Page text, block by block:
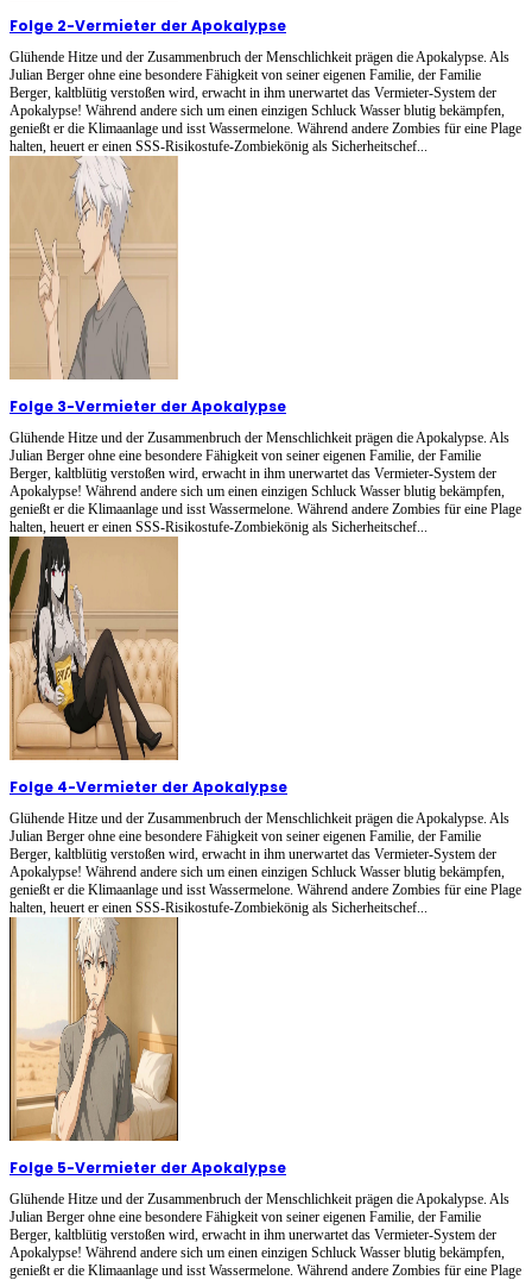
Folge 2-Vermieter der Apokalypse
Glühende Hitze und der Zusammenbruch der Menschlichkeit prägen die Apokalypse. Als
Julian Berger ohne eine besondere Fähigkeit von seiner eigenen Familie, der Familie
Berger, kaltblütig verstoßen wird, erwacht in ihm unerwartet das Vermieter-System der
Apokalypse! Während andere sich um einen einzigen Schluck Wasser blutig bekämpfen,
genießt er die Klimaanlage und isst Wassermelone. Während andere Zombies für eine Plage
halten, heuert er einen SSS-Risikostufe-Zombiekönig als Sicherheitschef...
Folge 3-Vermieter der Apokalypse
Glühende Hitze und der Zusammenbruch der Menschlichkeit prägen die Apokalypse. Als
Julian Berger ohne eine besondere Fähigkeit von seiner eigenen Familie, der Familie
Berger, kaltblütig verstoßen wird, erwacht in ihm unerwartet das Vermieter-System der
Apokalypse! Während andere sich um einen einzigen Schluck Wasser blutig bekämpfen,
genießt er die Klimaanlage und isst Wassermelone. Während andere Zombies für eine Plage
halten, heuert er einen SSS-Risikostufe-Zombiekönig als Sicherheitschef...
Folge 4-Vermieter der Apokalypse
Glühende Hitze und der Zusammenbruch der Menschlichkeit prägen die Apokalypse. Als
Julian Berger ohne eine besondere Fähigkeit von seiner eigenen Familie, der Familie
Berger, kaltblütig verstoßen wird, erwacht in ihm unerwartet das Vermieter-System der
Apokalypse! Während andere sich um einen einzigen Schluck Wasser blutig bekämpfen,
genießt er die Klimaanlage und isst Wassermelone. Während andere Zombies für eine Plage
halten, heuert er einen SSS-Risikostufe-Zombiekönig als Sicherheitschef...
Folge 5-Vermieter der Apokalypse
Glühende Hitze und der Zusammenbruch der Menschlichkeit prägen die Apokalypse. Als
Julian Berger ohne eine besondere Fähigkeit von seiner eigenen Familie, der Familie
Berger, kaltblütig verstoßen wird, erwacht in ihm unerwartet das Vermieter-System der
Apokalypse! Während andere sich um einen einzigen Schluck Wasser blutig bekämpfen,
genießt er die Klimaanlage und isst Wassermelone. Während andere Zombies für eine Plage